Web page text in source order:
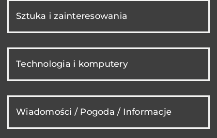
Sztuka i zainteresowania
Technologia i komputery
Wiadomości / Pogoda / Informacje